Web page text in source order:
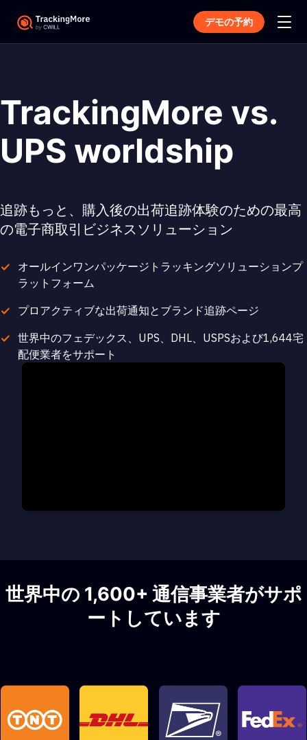
デモの予約
TrackingMore vs.
UPS worldship
追跡もっと、購入後の出荷追跡体験のための最高
の電子商取引ビジネスソリューション
オールインワンパッケージトラッキングソリューションプ
ラットフォーム
プロアクティブな出荷通知とブランド追跡ページ
世界中のフェデックス、UPS、DHL、USPSおよび1,644宅
配便業者をサポート
世界中の 1,600+ 通信事業者がサポ
ートしています